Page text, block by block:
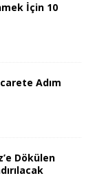
İçin 10
Adım
Dökülen